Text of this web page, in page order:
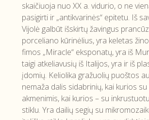
skaičiuoja nuo XX a. vidurio, o ne
pasigirti ir „antikvarinės“ epitetu. Iš
Vijolė galbūt išskirtų žavingus
porceliano kūrinėlius, yra keletas
fimos „Miracle“ eksponatų, yra iš
taigi atkeliavusių iš Italijos, yra ir iš
įdomių. Keliolika gražuolių puoštos
nemaža dalis sidabrinių, kai kurios
akmenimis, kai kurios – su
stiklu. Yra dailių segių su